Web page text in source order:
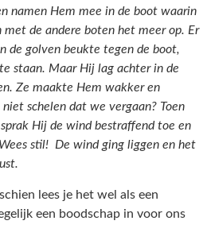
namen Hem mee in de boot waarin
de andere boten het meer op. Er
de golven beukte tegen de boot,
staan. Maar Hij lag achter in de
Ze maakte Hem wakker en
schelen dat we vergaan? Toen
Hij de wind bestraffend toe en
stil! De wind ging liggen en het
lees je het wel als een
een boodschap in voor ons